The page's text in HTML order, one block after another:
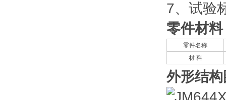
7、试验
零件材料
零件名称
材 料
外形结